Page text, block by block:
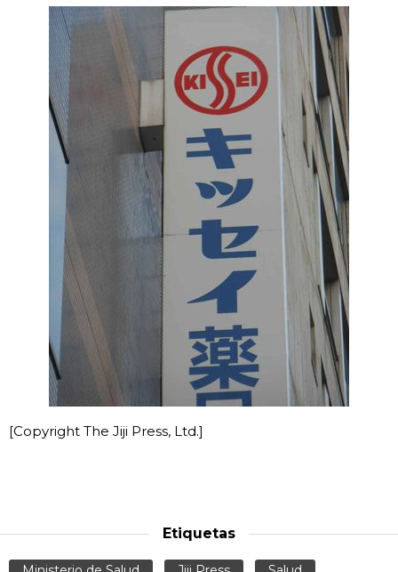
[Copyright The Jiji Press, Ltd.]
Etiquetas